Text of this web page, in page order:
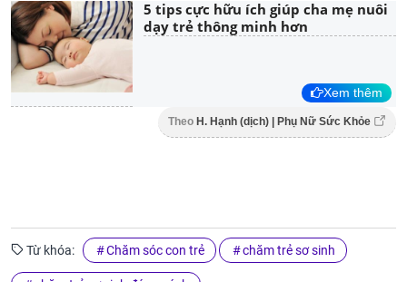
5 tips cực hữu ích giúp cha mẹ nuôi
dạy trẻ thông minh hơn
Xem thêm
Theo H. Hạnh (dịch) | Phụ Nữ Sức Khỏe
Từ khóa: Chăm sóc con trẻ chăm trẻ sơ sinh